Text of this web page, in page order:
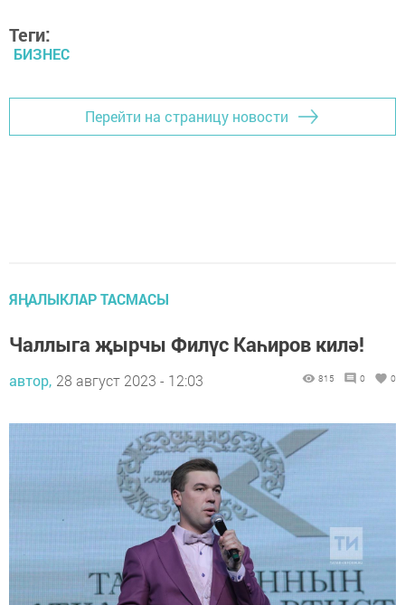
Теги:
БИЗНЕС
Перейти на страницу новости
ЯҢАЛЫКЛАР ТАСМАСЫ
Чаллыга җырчы Филүс Каһиров килә!
автор, 28 август 2023 - 12:03 815 0 0